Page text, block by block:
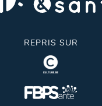
REPRIS SUR